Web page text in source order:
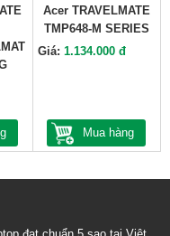
Acer TRAVELMATE
TMP648-M SERIES
Giá: 1.134.000 đ
Mua hàng